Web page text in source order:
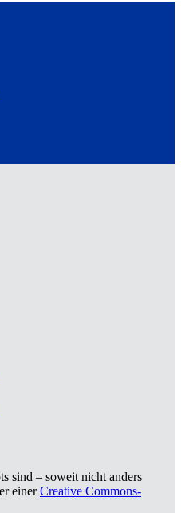
sind – soweit nicht anders
einerCreative Commons-